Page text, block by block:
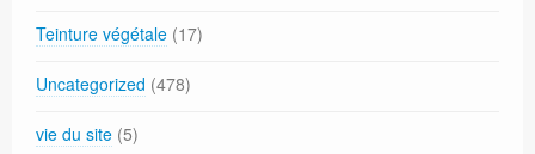
Teinture végétale (17)
Uncategorized (478)
vie du site (5)